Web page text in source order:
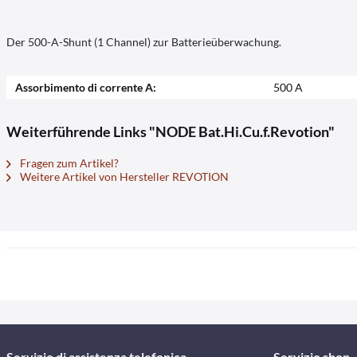
Der 500-A-Shunt (1 Channel) zur Batterieüberwachung.
Assorbimento di corrente A: 500 A
Weiterführende Links "NODE Bat.Hi.Cu.f.Revotion"
Fragen zum Artikel?
Weitere Artikel von Hersteller REVOTION